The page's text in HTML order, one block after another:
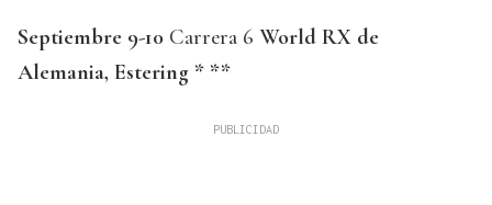
Septiembre 9-10 Carrera 6 World RX de
Alemania, Estering * **